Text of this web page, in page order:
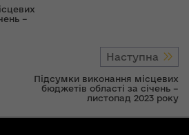
–
Наступна
Підсумки виконання місцевих
бюджетів області за січень –
листопад 2023 року